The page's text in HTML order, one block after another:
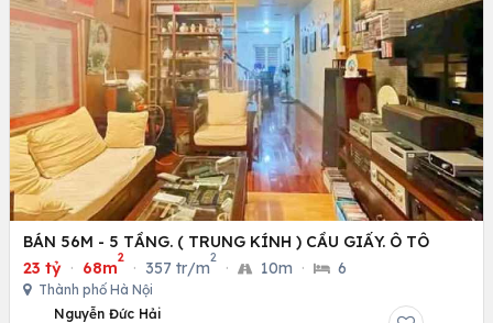
BÁN 56M - 5 TẦNG. ( TRUNG KÍNH ) CẦU GIẤY. Ô TÔ
23 tỷ · 68m
2
· 357 tr/m
2
· 10m · 6
Thành phố Hà Nội
Nguyễn Đức Hải